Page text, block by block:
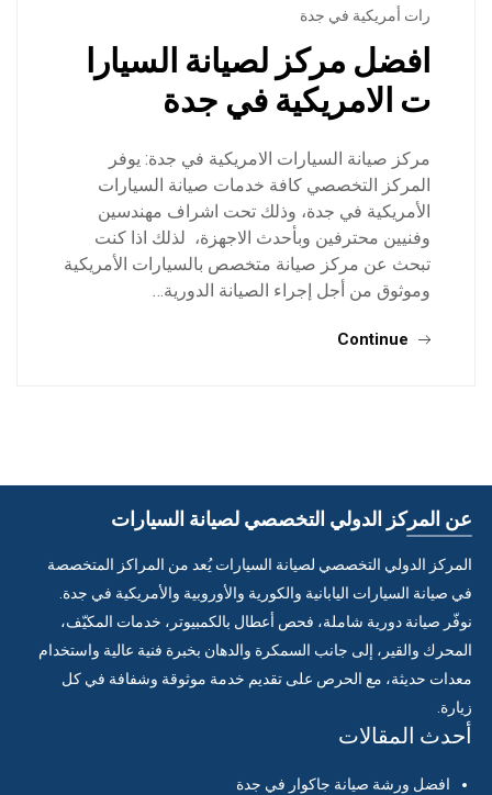
رات أمريكية في جدة
افضل مركز لصيانة السيارا
ت الامريكية في جدة
مركز صيانة السيارات الامريكية في جدة: يوفر
المركز التخصصي كافة خدمات صيانة السيارات
الأمريكية في جدة، وذلك تحت اشراف مهندسين
وفنيين محترفين وبأحدث الاجهزة، لذلك اذا كنت
تبحث عن مركز صيانة متخصص بالسيارات الأمريكية
وموثوق من أجل إجراء الصيانة الدورية…
Continue
عن المركز الدولي التخصصي لصيانة السيارات
المركز الدولي التخصصي لصيانة السيارات يُعد من المراكز المتخصصة
في صيانة السيارات اليابانية والكورية والأوروبية والأمريكية في جدة.
نوفّر صيانة دورية شاملة، فحص أعطال بالكمبيوتر، خدمات المكيّف،
المحرك والقير، إلى جانب السمكرة والدهان بخبرة فنية عالية واستخدام
معدات حديثة، مع الحرص على تقديم خدمة موثوقة وشفافة في كل
زيارة.
أحدث المقالات
افضل ورشة صيانة جاكوار في جدة